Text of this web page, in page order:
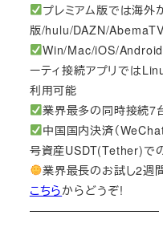
プレミアム版では海
版/hulu/DAZN/
Win/Mac/iOS/Android
ーティ接続アプリでは
利用可能
業界最多の同時接続7
中国国内決済（
号資産USDT(Tether)で
業界最長のお試し2週
こちらからどうぞ!